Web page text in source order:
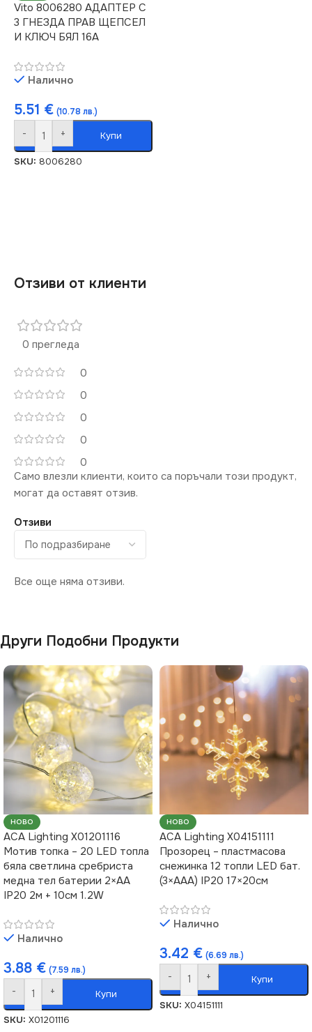
Vito 8006280 АДАПТЕР С
3 ГНЕЗДА ПРАВ ЩЕПСЕЛ
И КЛЮЧ БЯЛ 16A
Налично
5.51 € (10.78 лв.)
- + Купи
SKU: 8006280
Отзиви от клиенти
0 прегледа
0
0
0
0
0
Отзиви
Все още няма отзиви.
Само влезли клиенти, които са поръчали този продукт,
могат да оставят отзив.
Други Подобни Продукти
НОВО
ACA Lighting X01201116
Мотив топка – 20 LED топла
бяла светлина сребриста
медна тел батерии 2×AA
IP20 2м + 10см 1.2W
Налично
3.88 € (7.59 лв.)
- + Купи
SKU: X01201116
НОВО
ACA Lighting X04151111
Прозорец – пластмасова
снежинка 12 топли LED бат.
(3×AAA) IP20 17×20см
Налично
3.42 € (6.69 лв.)
- + Купи
SKU: X04151111